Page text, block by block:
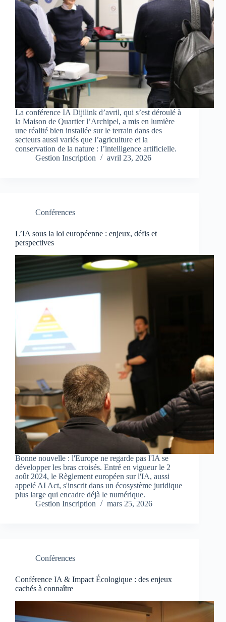
La conférence IA Dijilink d’avril, qui s’est déroulé à
la Maison de Quartier l’Archipel, a mis en lumière
une réalité bien installée sur le terrain dans des
secteurs aussi variés que l’agriculture et la
conservation de la nature : l’intelligence artificielle.
Gestion Inscription
avril 23, 2026
Conférences
L’IA sous la loi européenne : enjeux, défis et
perspectives
Bonne nouvelle : l'Europe ne regarde pas l'IA se
développer les bras croisés. Entré en vigueur le 2
août 2024, le Règlement européen sur l'IA, aussi
appelé AI Act, s'inscrit dans un écosystème juridique
plus large qui encadre déjà le numérique.
Gestion Inscription
mars 25, 2026
Conférences
Conférence IA & Impact Écologique : des enjeux
cachés à connaître